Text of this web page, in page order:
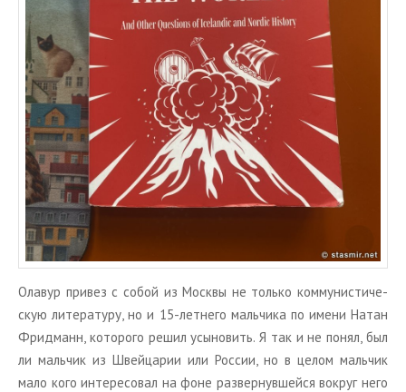
Ола­вур при­вез с собой из Моск­вы не толь­ко ком­му­ни­сти­че­
скую ли­те­ра­ту­ру, но и 15-лет­не­го маль­чи­ка по имени Натан
Фрид­манн, ко­то­ро­го решил усы­но­вить. Я так и не понял, был
ли маль­чик из Швей­ца­рии или Рос­сии, но в целом маль­чик
мало кого ин­те­ре­со­вал на фоне раз­вер­нув­шей­ся во­круг него